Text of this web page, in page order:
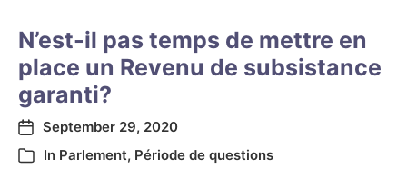
N’est-il pas temps de mettre en
place un Revenu de subsistance
garanti?
September 29, 2020
In Parlement, Période de questions